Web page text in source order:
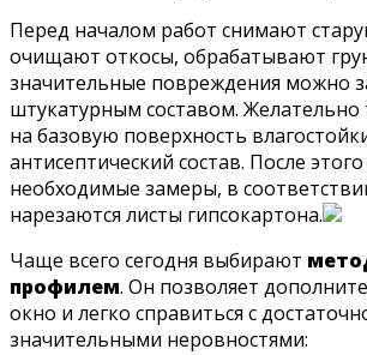
Перед началом работ снимают
очищают откосы, обрабатывают
значительные повреждения можно
штукатурным составом. Желательно
на базовую поверхность
антисептический состав. После
необходимые замеры, в
нарезаются листы гипсокартона.
Чаще всего сегодня выбирают
профилем. Он позволяет
окно и легко справиться с
значительными неровностями: